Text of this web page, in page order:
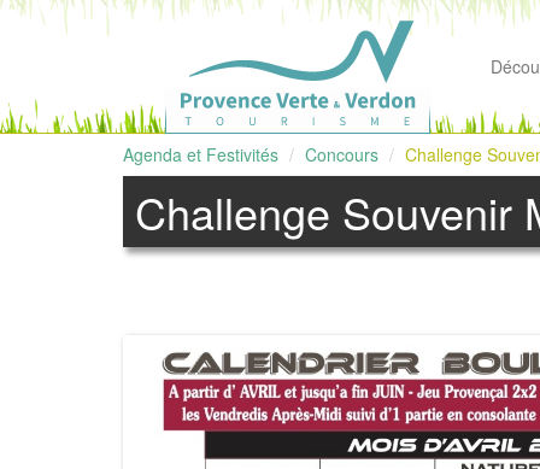
Agenda et Festivités Concours Challenge
Challenge Souvenir